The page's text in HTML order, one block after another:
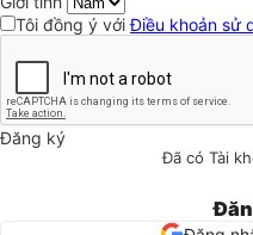
Tôi đồng ý vớiĐiều khoản sử
Đăng ký
Đã có Tài